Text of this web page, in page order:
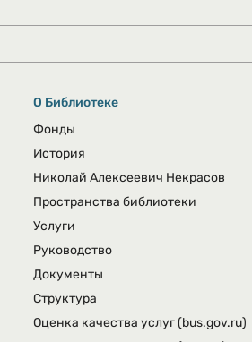
О Библиотеке
Фонды
История
Николай Алексеевич Некрасов
Пространства библиотеки
Услуги
Руководство
Документы
Структура
Оценка качества услуг(bus.gov.ru)